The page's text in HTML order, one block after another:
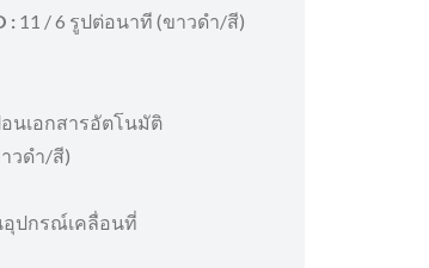
: 11 / 6 รูปต่อนาที (ขาวดำ/สี)
นเอกสารอัตโนมัติ
วดำ/สี)
อุปกรณ์เคลื่อนที่